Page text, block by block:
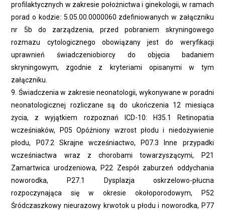
profilaktycznych w zakresie położnictwa i ginekologii, w ramach
porad o kodzie: 5.05.00.0000060 zdefiniowanych w załączniku
nr 5b do zarządzenia, przed pobraniem skryningowego
rozmazu cytologicznego obowiązany jest do weryfikacji
uprawnień świadczeniobiorcy do objęcia badaniem
skryningowym, zgodnie z kryteriami opisanymi w tym
załączniku.
9. Świadczenia w zakresie neonatologii, wykonywane w poradni
neonatologicznej rozliczane są do ukończenia 12 miesiąca
życia, z wyjątkiem rozpoznań ICD-10: H35.1 Retinopatia
wcześniaków, P05 Opóźniony wzrost płodu i niedożywienie
płodu, P07.2 Skrajne wcześniactwo, P07.3 Inne przypadki
wcześniactwa wraz z chorobami towarzyszącymi, P21
Zamartwica urodzeniowa, P22 Zespół zaburzeń oddychania
noworodka, P27.1 Dysplazja oskrzelowo-płucna
rozpoczynająca się w okresie okołoporodowym, P52
Śródczaszkowy nieurazowy krwotok u płodu i noworodka, P77